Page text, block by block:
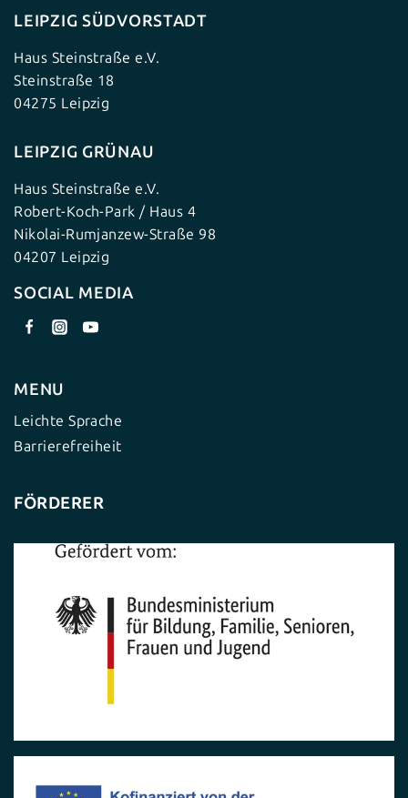
LEIPZIG SÜDVORSTADT
Haus Steinstraße e.V.
Steinstraße 18
04275 Leipzig
LEIPZIG GRÜNAU
Haus Steinstraße e.V.
Robert-Koch-Park / Haus 4
Nikolai-Rumjanzew-Straße 98
04207 Leipzig
SOCIAL MEDIA
MENU
Leichte Sprache
Barrierefreiheit
FÖRDERER